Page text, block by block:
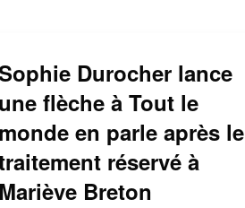
Durocher lance
une flèche à Tout le
monde en parle après le
réservé à
Mariève Breton